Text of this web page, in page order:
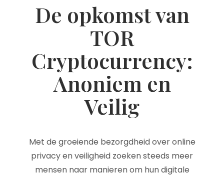
De opkomst van
TOR
Cryptocurrency:
Anoniem en
Veilig
Met de groeiende bezorgdheid over online
privacy en veiligheid zoeken steeds meer
mensen naar manieren om hun digitale